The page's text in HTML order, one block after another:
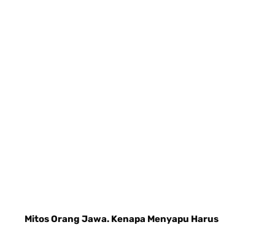
Mitos Orang Jawa. Kenapa Menyapu Harus